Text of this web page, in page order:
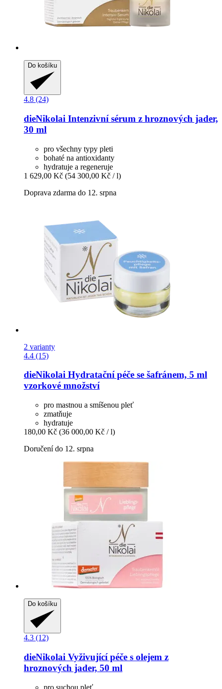
Do košíku
4.8 (24)
dieNikolai Intenzivní sérum z hroznových jader,
30 ml
pro všechny typy pleti
bohaté na antioxidanty
hydratuje a regeneruje
1 629,00 Kč (54 300,00 Kč / l)
Doprava zdarma do 12. srpna
2 varianty
4.4 (15)
dieNikolai Hydratační péče se šafránem, 5 ml
vzorkové množství
pro mastnou a smíšenou pleť
zmatňuje
hydratuje
180,00 Kč (36 000,00 Kč / l)
Doručení do 12. srpna
Do košíku
4.3 (12)
dieNikolai Vyživující péče s olejem z
hroznových jader, 50 ml
pro suchou pleť